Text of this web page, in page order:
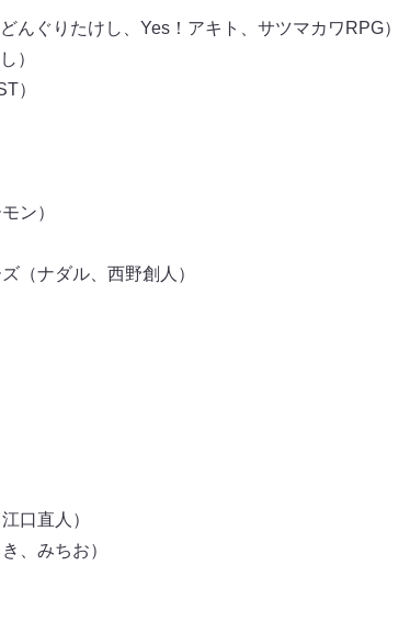
んぐりたけし、Yes！アキト、サツマカワRPG）
）
）
ン）
（ナダル、西野創人）
口直人）
、みちお）